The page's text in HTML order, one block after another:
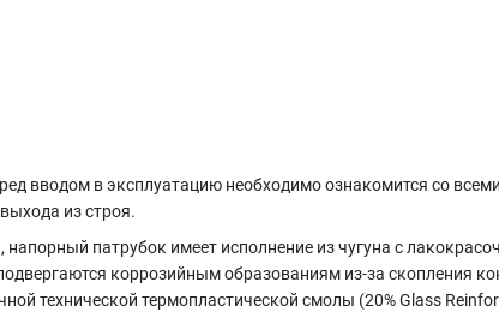
вводом в эксплуатацию необходимо ознакомится со
из строя.
патрубок имеет исполнение из чугуна с
коррозийным образованиям из-за скопления
технической термопластической смолы (20% Glass